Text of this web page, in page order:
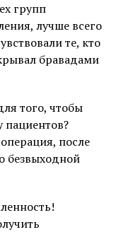
групп
лучше всего
те, кто
бравадами
того, чтобы
пациентов?
после
безвыходной